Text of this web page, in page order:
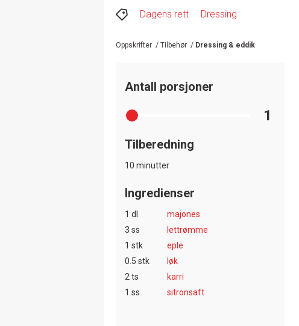
Dagens rett Dressing
Oppskrifter / Tilbehør / Dressing & eddik
Antall porsjoner
1
Tilberedning
10 minutter
Ingredienser
1 dl
majones
3 ss
lettrømme
1 stk
eple
0.5 stk
løk
2 ts
karri
1 ss
sitronsaft